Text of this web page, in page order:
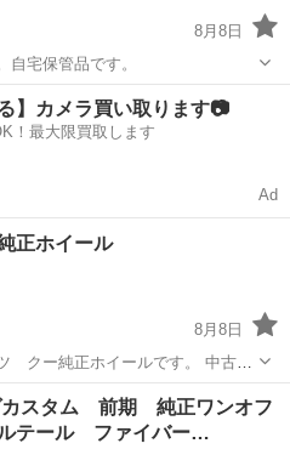
8月8日
宅保管品です。
、車外用品 モデリスタ
】カメラ買い取ります📷
！最大限買取します
Ad
正ホイール
8月8日
純正ホイールです。 中古に
ズン使用しました。タイヤは山も
にお願い致します。 シャコタ
、車外用品
カスタム 前期 純正ワンオフ
テール ファイバー…